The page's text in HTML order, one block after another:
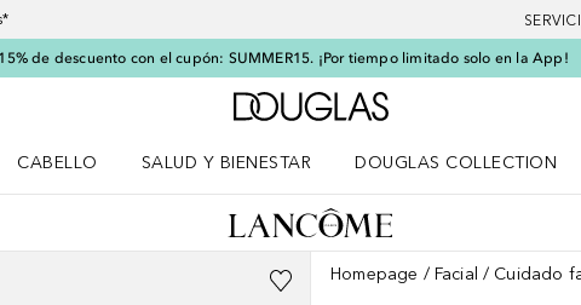
de descuento con el cupón: SUMMER15. ¡Por tiempo limitado solo en la App!
A Douglas Home
CABELLO
SALUD Y BIENESTAR
DOUGLAS COLLECTION
Homepage Facial Cuidado